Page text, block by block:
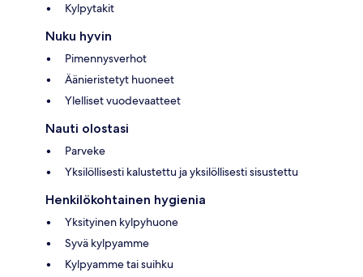
Kylpytakit
Nuku hyvin
Pimennysverhot
Äänieristetyt huoneet
Ylelliset vuodevaatteet
Nauti olostasi
Parveke
Yksilöllisesti kalustettu ja yksilöllisesti sisustettu
Henkilökohtainen hygienia
Yksityinen kylpyhuone
Syvä kylpyamme
Kylpyamme tai suihku